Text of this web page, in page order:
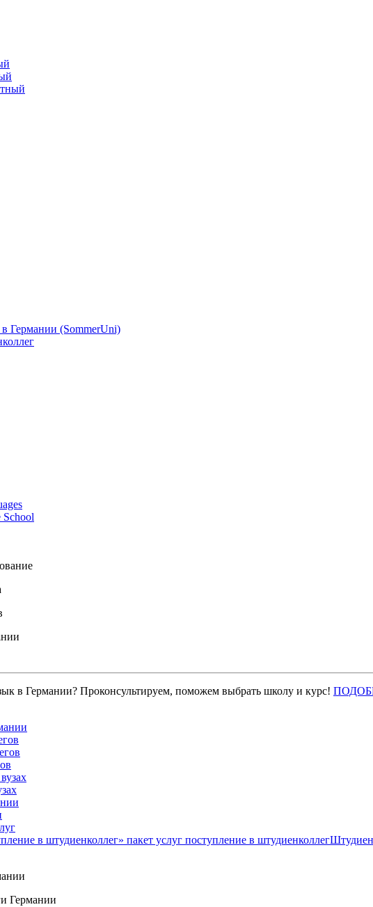
Германии (SommerUni)
School
в Германии? Проконсультируем, поможем выбрать школу и курс!
Германии